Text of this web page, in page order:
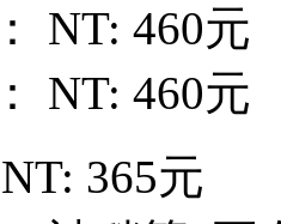
NT: 460元
NT: 460元
NT: 365元